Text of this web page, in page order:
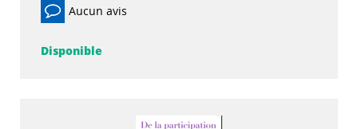
Aucun avis
Disponible